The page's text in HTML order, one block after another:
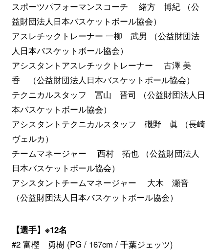
スポーツパフォーマンスコーチ 緒方 博紀 （公
益財団法人日本バスケットボール協会）
アスレチックトレーナー 一柳 武男 （公益財団法
人日本バスケットボール協会）
アシスタントアスレチックトレーナー 古澤 美
香 （公益財団法人日本バスケットボール協会）
テクニカルスタッフ 冨山 晋司 （公益財団法人日
本バスケットボール協会）
アシスタントテクニカルスタッフ 磯野 眞 （長崎
ヴェルカ）
チームマネージャー 西村 拓也 （公益財団法人
日本バスケットボール協会）
アシスタントチームマネージャー 大木 瀬音
（公益財団法人日本バスケットボール協会）
【選手】※12名
#2 富樫 勇樹 (PG / 167cm / 千葉ジェッツ)